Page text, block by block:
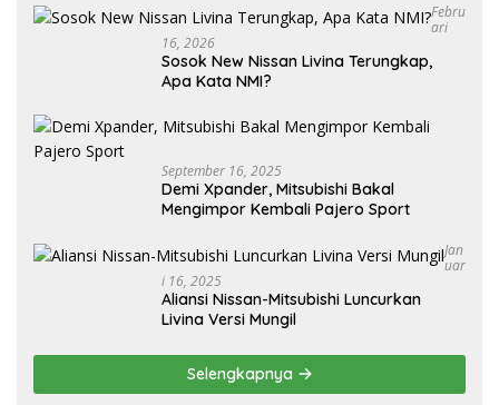
Febru
Ari
16, 2026
Sosok New Nissan Livina Terungkap,
Apa Kata NMI?
September 16, 2025
Demi Xpander, Mitsubishi Bakal
Mengimpor Kembali Pajero Sport
Jan
Uar
I 16, 2025
Aliansi Nissan-Mitsubishi Luncurkan
Livina Versi Mungil
Selengkapnya